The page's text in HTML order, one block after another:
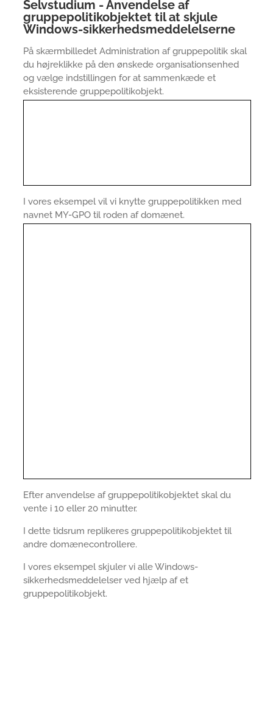
Selvstudium - Anvendelse af
gruppepolitikobjektet til at skjule
Windows-sikkerhedsmeddelelserne
På skærmbilledet Administration af gruppepolitik skal
du højreklikke på den ønskede organisationsenhed
og vælge indstillingen for at sammenkæde et
eksisterende gruppepolitikobjekt.
I vores eksempel vil vi knytte gruppepolitikken med
navnet MY-GPO til roden af domænet.
Efter anvendelse af gruppepolitikobjektet skal du
vente i 10 eller 20 minutter.
I dette tidsrum replikeres gruppepolitikobjektet til
andre domænecontrollere.
I vores eksempel skjuler vi alle Windows-
sikkerhedsmeddelelser ved hjælp af et
gruppepolitikobjekt.